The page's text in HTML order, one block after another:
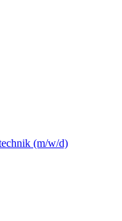
(m/w/d)